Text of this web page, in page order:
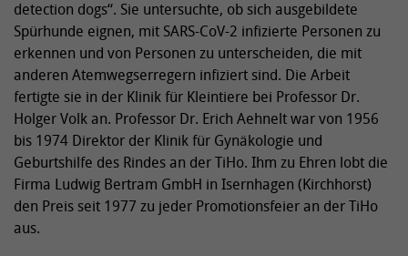
detection dogs“. Sie untersuchte, ob sich ausgebildete
Spürhunde eignen, mit SARS-CoV-2 infizierte Personen zu
erkennen und von Personen zu unterscheiden, die mit
anderen Atemwegserregern infiziert sind. Die Arbeit
fertigte sie in der Klinik für Kleintiere bei Professor Dr.
Holger Volk an. Professor Dr. Erich Aehnelt war von 1956
bis 1974 Direktor der Klinik für Gynäkologie und
Geburtshilfe des Rindes an der TiHo. Ihm zu Ehren lobt die
Firma Ludwig Bertram GmbH in Isernhagen (Kirchhorst)
den Preis seit 1977 zu jeder Promotionsfeier an der TiHo
aus.